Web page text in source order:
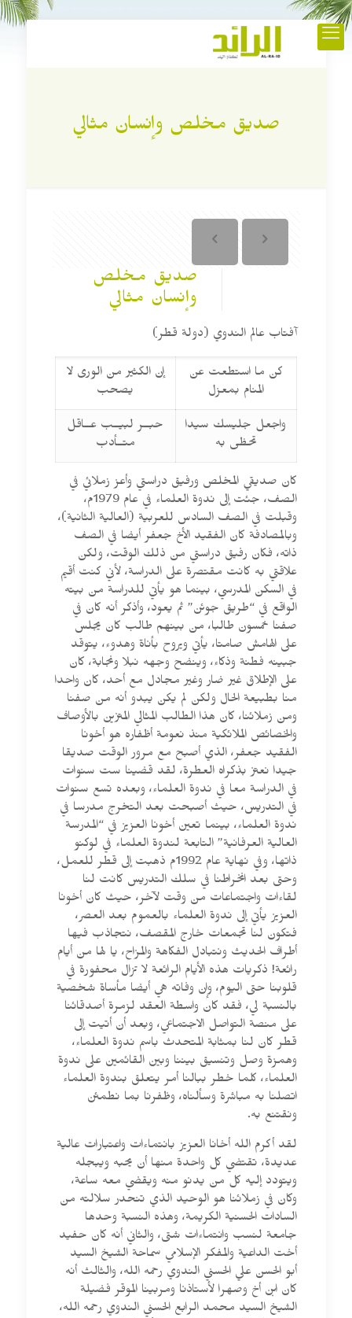
صديق مخلص وإنسان مثالي
صديق مخلص
وإنسان مثالي
آفتاب عالم الندوي (دولة قطر)
كن ما استطعت عن
المنام بمعزل
إن الكثير من الورى لا
يصحب
واجعل جليسك سيدا
تحظى به
حبــر لبيــب عــاقل
متــأدب
كان صديقي المخلص ورفيق دراستي وأعز زملائي في
الصف، جئت إلى ندوة العلماء في عام 1979م،
وقبلت في الصف السادس للعربية (العالية الثانية)،
وبالمصادفة كان الفقيد الأخ جعفر أيضا في الصف
ذاته، فكان رفيق دراستي من ذلك الوقت، ولكن
علاقتي به كانت مقتصرة على الدراسة، لأني كنت أقيم
في السكن المدرسي، بينما هو يأتي للدراسة من بيته
الواقع في “طريق جوئن” ثم يعود، وأذكر أنه كان في
صفنا خمسون طالبا، من بينهم طالب كان يجلس
على الهامش صامتا، يأتي ويروح بأناة وهدوء، يتوقد
جبينه فطنة وذكاء، وينضح وجهه نبلا ونجابة، كان
على الإطلاق غير ضار وغير مجادل مع أحد، كان واحدا
منا بطبيعة الحال ولكن لم يكن يبدو أنه من صفنا
ومن زملائنا، كان هذا الطالب المثالي المتزين بالأوصاف
والخصائص الملائكية منذ نعومة أظفاره هو أخونا
الفقيد جعفر، الذي أصبح مع مرور الوقت صديقا
جيدا نعتز بذكراه العطرة، لقد قضينا ست سنوات
في الدراسة معا في ندوة العلماء، وبعده تسع سنوات
في التدريس، حيث أصبحت بعد التخرج مدرسا في
ندوة العلماء، بينما تعين أخونا العزيز في “المدرسة
العالية العرفانية” التابعة لندوة العلماء في لوكنو
ذاتها، وفي نهاية عام 1992م ذهبت إلى قطر للعمل،
وحتى بعد انخراطنا في سلك التدريس كانت لنا
لقاءات واجتماعات من وقت لآخر، حيث كان أخونا
العزيز يأتي إلى ندوة العلماء بالعموم بعد العصر،
فتكون لنا تجمعات خارج المقصف، نتجاذب فيها
أطراف الحديث ونتبادل الفكاهة والمزاح، يا لها من أيام
رائعة! ذكريات هذه الأيام الرائعة لا تزال محفورة في
قلوبنا حتى اليوم، وإن وفاته هي أيضا مأساة شخصية
بالنسبة لي، فقد كان واسطة العقد لزمرة أصدقائنا
على منصة التواصل الاجتماعي، وبعد أن أتيت إلى
قطر كان لنا بمثابة المتحدث باسم ندوة العلماء،
وهمزة وصل وتنسيق بيننا وبين القائمين على ندوة
العلماء، كلما خطر ببالنا أمر يتعلق بندوة العلماء
اتصلنا به مباشرة وسألناه، وظفرنا بما نطمئن
ونقتنع به.
لقد أكرم الله أخانا العزيز بانتماءات واعتبارات عالية
عديدة، تقتضي كل واحدة منها أن يحبه ويبجله
ويتودد إليه كل من يدنو منه ويقضي معه ساعة،
وكان في زملائنا هو الوحيد الذي تنحدر سلالته من
السادات الحسنية الكريمة، وهذه النسبة وحدها
جامعة لنسب وانتماءات شتى، والثاني أنه كان حفيد
أخت الداعية والمفكر الإسلامي سماحة الشيخ السيد
أبو الحسن علي الحسني الندوي رحمه الله، والثالث أنه
كان ابن أخ وصهرا لأستاذنا ومربينا الموقر فضيلة
الشيخ السيد محمد الرابع الحسني الندوي رحمه الله،